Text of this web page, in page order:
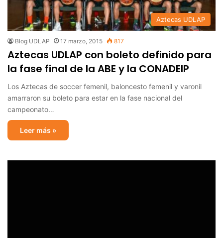
Aztecas UDLAP
Blog UDLAP 17 marzo, 2015 817
Aztecas UDLAP con boleto definido para
la fase final de la ABE y la CONADEIP
Los Aztecas de soccer femenil, baloncesto femenil y varonil
amarraron su boleto para estar en la fase nacional del
campeonato…
Leer más »